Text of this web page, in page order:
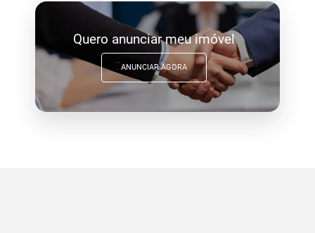
Quero anunciar meu imóvel
ANUNCIAR AGORA